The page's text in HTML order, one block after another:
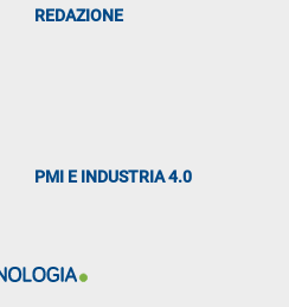
REDAZIONE
PMI E INDUSTRIA 4.0